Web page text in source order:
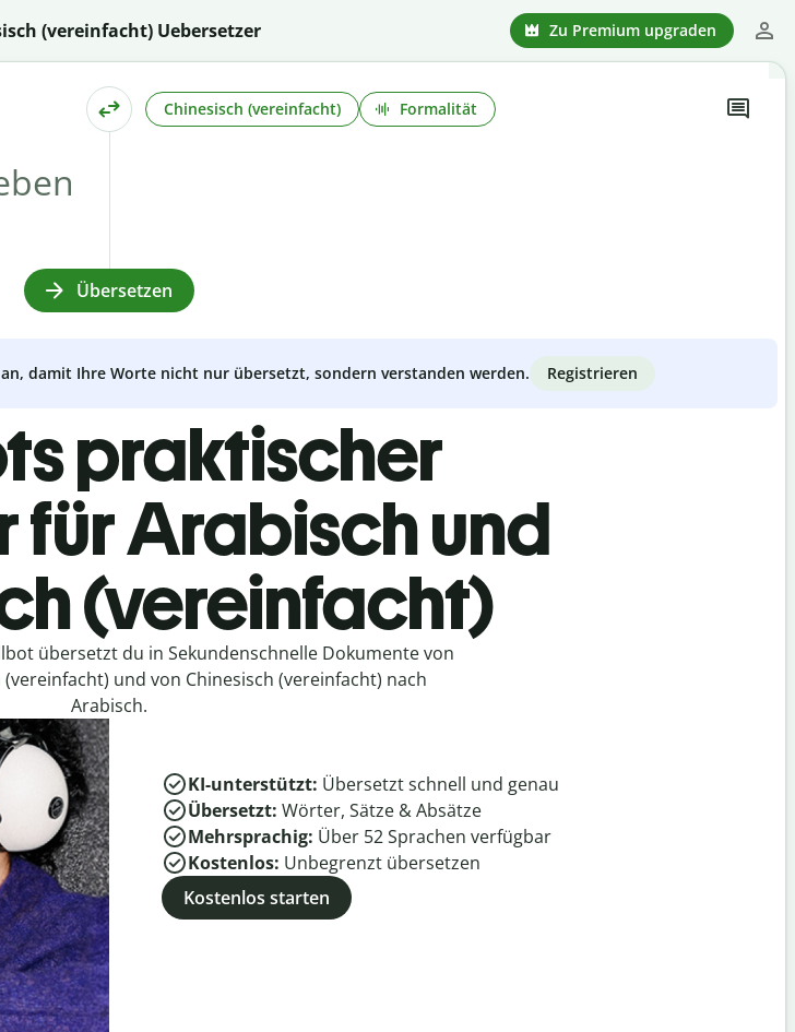
(vereinfacht) Uebersetzer Zu Premium upgraden
Chinesisch (vereinfacht) Formalität
Übersetzen
damit Ihre Worte nicht nur übersetzt, sondern verstanden werden. Registrieren
praktischer
für Arabisch und
(vereinfacht)
übersetzt du in Sekundenschnelle Dokumente von
und von Chinesisch (vereinfacht) nach
Arabisch.
KI-unterstützt: Übersetzt schnell und genau
Übersetzt: Wörter, Sätze & Absätze
Mehrsprachig: Über 52Sprachen verfügbar
Kostenlos: Unbegrenzt übersetzen
Kostenlos starten